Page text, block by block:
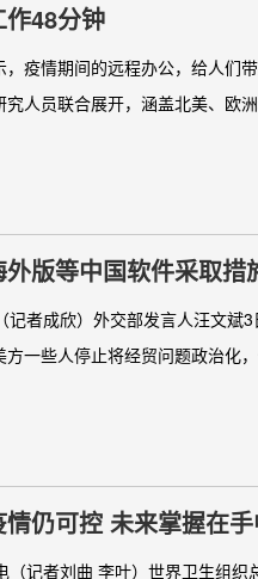
48分钟
疫情期间的远程办公，给人们
人员联合展开，涵盖北美、欧
版等中国软件采取措
记者成欣）外交部发言人汪文斌
方一些人停止将经贸问题政治化
仍可控 未来掌握在
记者刘曲 李叶）世界卫生组织